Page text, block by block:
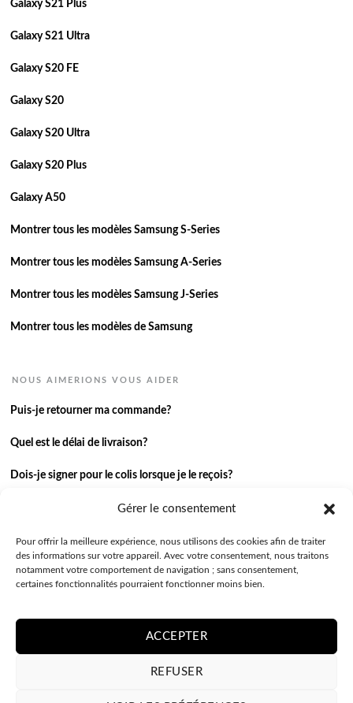
Gérer le consentement
Pour offrir la meilleure expérience, nous utilisons des cookies afin de traiter
des informations sur votre appareil. Avec votre consentement, nous traitons
notamment votre comportement de navigation ; sans consentement,
certaines fonctionnalités pourraient fonctionner moins bien.
ACCEPTER
REFUSER
Galaxy S21 Plus
Galaxy S21 Ultra
Galaxy S20 FE
Galaxy S20
Galaxy S20 Ultra
Galaxy S20 Plus
Galaxy A50
Montrer tous les modèles Samsung S-Series
Montrer tous les modèles Samsung A-Series
Montrer tous les modèles Samsung J-Series
Montrer tous les modèles de Samsung
NOUS AIMERIONS VOUS AIDER
Puis-je retourner ma commande?
Quel est le délai de livraison?
Dois-je signer pour le colis lorsque je le reçois?
Je n’ai pas reçu ma commande.
J’ai une autre question.
Contactez-nous